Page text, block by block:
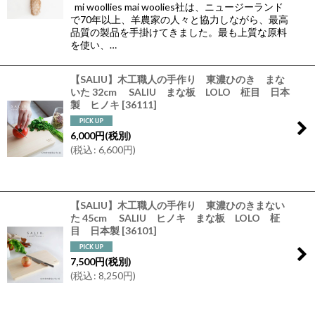
mi woollies mai woolies社は、ニュージーランド
で70年以上、羊農家の人々と協力しながら、最高
品質の製品を手掛けてきました。最も上質な原料
を使い、…
【SALIU】木工職人の手作り 東濃ひのき まな
いた 32cm SALIU まな板 LOLO 柾目 日本
製 ヒノキ [36111]
6,000円(税別)
(税込: 6,600円)
【SALIU】木工職人の手作り 東濃ひのきまない
た 45cm SALIU ヒノキ まな板 LOLO 柾
目 日本製 [36101]
7,500円(税別)
(税込: 8,250円)